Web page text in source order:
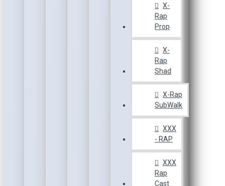
X-
Rap
Prop
X-
Rap
Shad
X-Rap
SubWalk
XXX
- RAP
XXX
Rap
Cast